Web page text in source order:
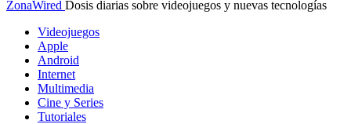
ZonaWired Dosis diarias sobre videojuegos y nuevas tecnologías
Videojuegos
Apple
Android
Internet
Multimedia
Cine y Series
Tutoriales